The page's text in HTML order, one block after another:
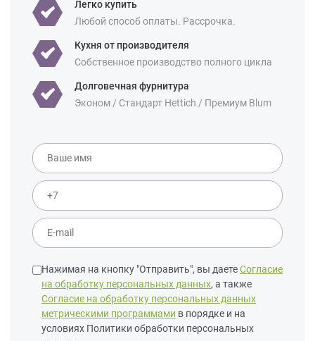
Легко купить
Любой способ оплаты. Рассрочка.
Кухня от производителя
Собственное производство полного цикла
Долговечная фурнитура
Эконом / Стандарт Hettich / Премиум Blum
Нажимая на кнопку "Отправить", вы даетеСогласие
на обработку персональных данных, а также
Согласие на обработку персональных данных
метрическими программами в порядке и на
условиях Политики обработки персональных